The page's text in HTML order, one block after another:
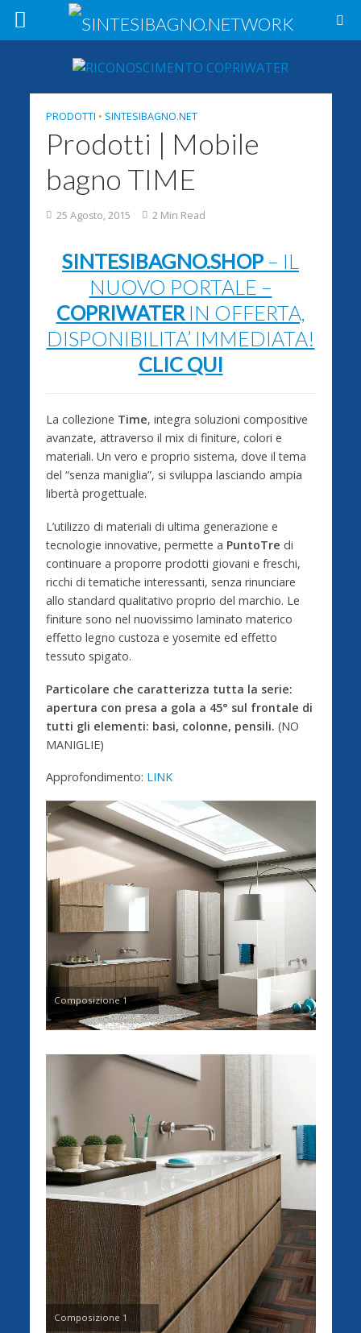
PRODOTTI • SINTESIBAGNO.NET
Prodotti | Mobile
bagno TIME
25 Agosto, 2015 2 Min Read
SINTESIBAGNO.SHOP – IL
NUOVO PORTALE –
COPRIWATERIN OFFERTA,
DISPONIBILITA’ IMMEDIATA!
CLIC QUI
La collezione Time, integra soluzioni compositive
avanzate, attraverso il mix di finiture, colori e
materiali. Un vero e proprio sistema, dove il tema
del “senza maniglia”, si sviluppa lasciando ampia
libertà progettuale.
L’utilizzo di materiali di ultima generazione e
tecnologie innovative, permette a PuntoTre di
continuare a proporre prodotti giovani e freschi,
ricchi di tematiche interessanti, senza rinunciare
allo standard qualitativo proprio del marchio. Le
finiture sono nel nuovissimo laminato materico
effetto legno custoza e yosemite ed effetto
tessuto spigato.
Particolare che caratterizza tutta la serie:
apertura con presa a gola a 45° sul frontale di
tutti gli elementi: basi, colonne, pensili. (NO
MANIGLIE)
Approfondimento: LINK
Composizione 1
Composizione 1